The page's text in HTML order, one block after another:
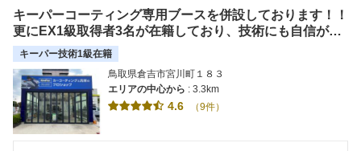
評価の高い順
キーパーコーティング専用ブースを併設しております！！
更にEX1級取得者3名が在籍しており、技術にも自信があ
ります！！
キーパー技術1級在籍
鳥取県倉吉市宮川町１８３
エリアの中心から : 3.3km
4.6 （9件）